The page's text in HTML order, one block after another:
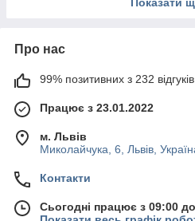
Про нас
99% позитивних з 232 відгуків
Працює з 23.01.2022
м. Львів
Миколайчука, 6, Львів,
Контакти
Сьогодні працює з 09:00